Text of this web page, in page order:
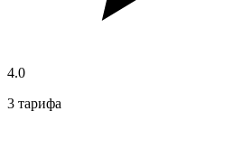
4.0
3 тарифа